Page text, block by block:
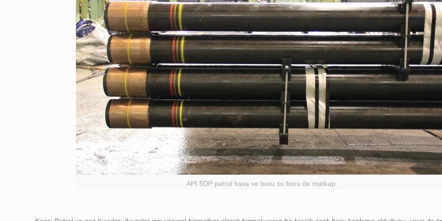
API 5DP petrol kasa ve boru su boru de matkap